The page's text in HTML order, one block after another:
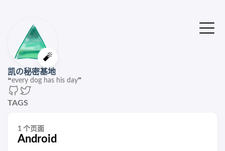
🧨
凯の秘密基地
❝every dog has his day❞
TAGS
1 个页面
Android